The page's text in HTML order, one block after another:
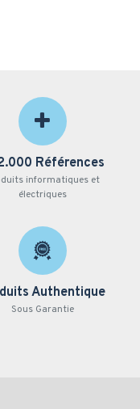
Références
informatiques et
électriques
Authentique
Sous Garantie